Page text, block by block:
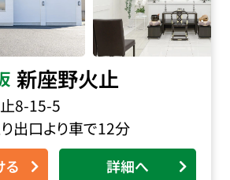
新座野火止
8-15-5
り出口より車で12分
る 詳細へ